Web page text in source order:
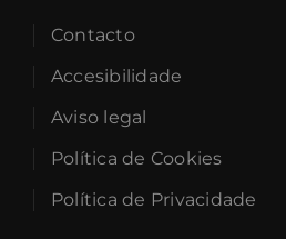
Contacto
Accesibilidade
Aviso legal
Política de Cookies
Política de Privacidade